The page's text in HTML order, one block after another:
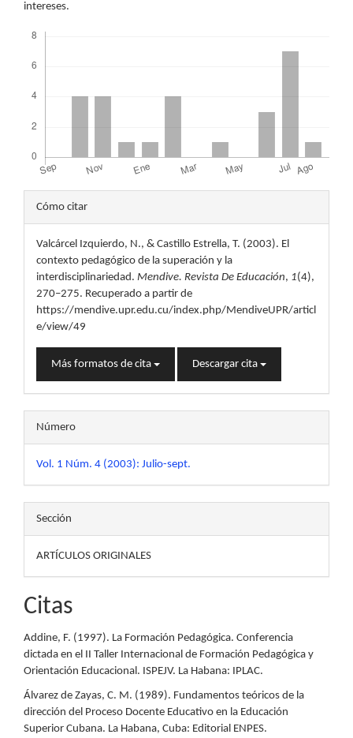
intereses.
Detalles
del
artículo
Cómo citar
Valcárcel Izquierdo, N., & Castillo Estrella, T. (2003). El
contexto pedagógico de la superación y la
interdisciplinariedad. Mendive. Revista De Educación, 1(4),
270–275. Recuperado a partir de
https://mendive.upr.edu.cu/index.php/MendiveUPR/articl
e/view/49
Más formatos de cita Descargar cita
Número
Vol. 1 Núm. 4 (2003): Julio-sept.
Sección
ARTÍCULOS ORIGINALES
Citas
Addine, F. (1997). La Formación Pedagógica. Conferencia
dictada en el II Taller Internacional de Formación Pedagógica y
Orientación Educacional. ISPEJV. La Habana: IPLAC.
Álvarez de Zayas, C. M. (1989). Fundamentos teóricos de la
dirección del Proceso Docente Educativo en la Educación
Superior Cubana. La Habana, Cuba: Editorial ENPES.